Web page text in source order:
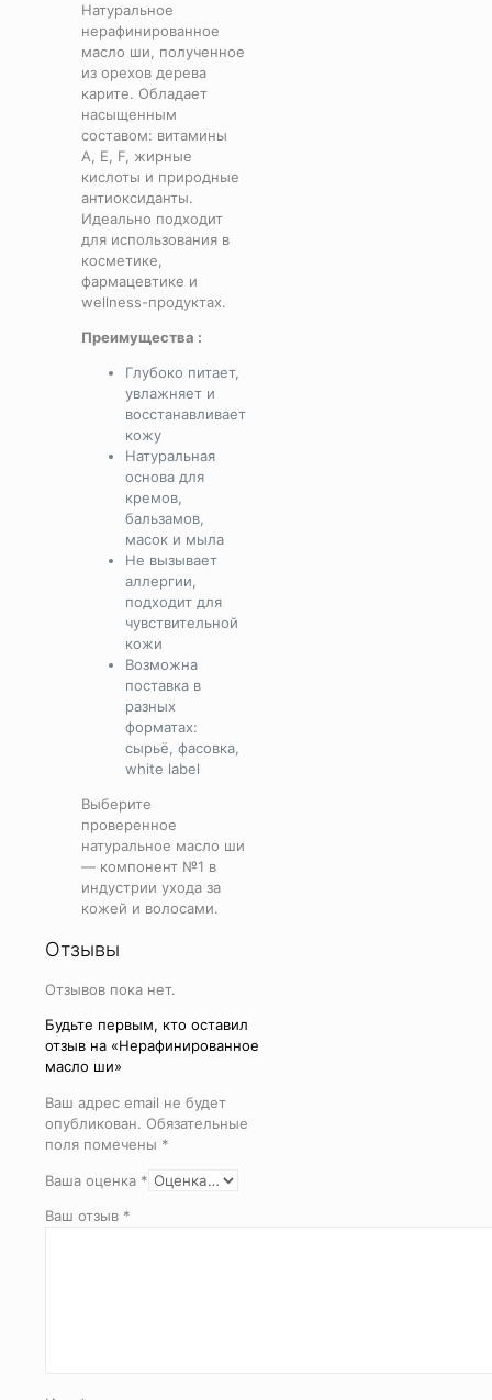
Натуральное
нерафинированное
масло ши, полученное
из орехов дерева
карите. Обладает
насыщенным
составом: витамины
A, E, F, жирные
кислоты и природные
антиоксиданты.
Идеально подходит
для использования в
косметике,
фармацевтике и
wellness-продуктах.
Преимущества :
Глубоко питает,
увлажняет и
восстанавливает
кожу
Натуральная
основа для
кремов,
бальзамов,
масок и мыла
Не вызывает
аллергии,
подходит для
чувствительной
кожи
Возможна
поставка в
разных
форматах:
сырьё, фасовка,
white label
Выберите
проверенное
натуральное масло ши
— компонент №1 в
индустрии ухода за
кожей и волосами.
Отзывы
Отзывов пока нет.
Будьте первым, кто оставил
отзыв на «Нерафинированное
масло ши»
Ваш адрес email не будет
опубликован. Обязательные
поля помечены *
Ваша оценка *
Ваш отзыв *